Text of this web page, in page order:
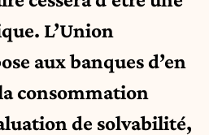
L’Union
aux banques d’en
consommation
de solvabilité,